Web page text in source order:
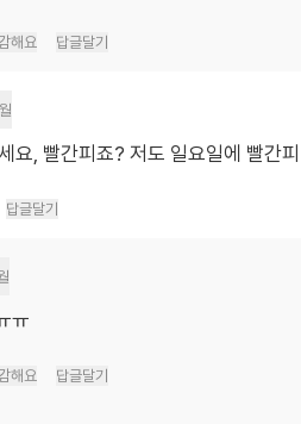
해요 답글달기
요, 빨간피죠? 저도 일요일에 빨간
답글달기
ㅠ
해요 답글달기